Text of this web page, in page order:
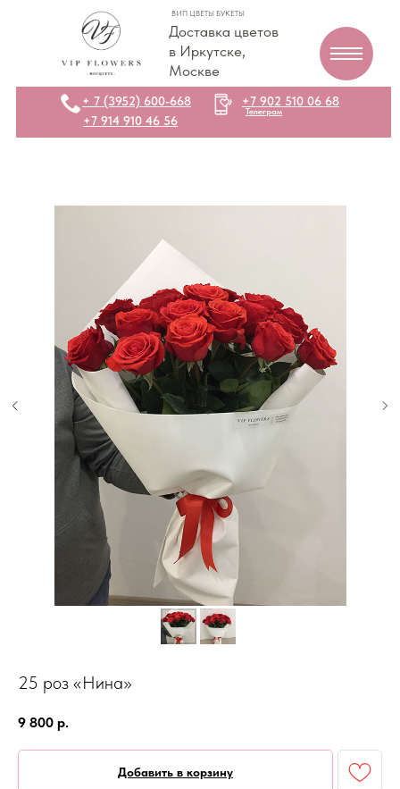
Доставка цветов
в Иркутске,
Москве
ВИП ЦВЕТЫ БУКЕТЫ
+7 914 910 46 56
+7 902 510 06 68
Телеграм
+ 7 (3952) 600-668
25 роз «Нина»
9 800 р.
Добавить в корзину